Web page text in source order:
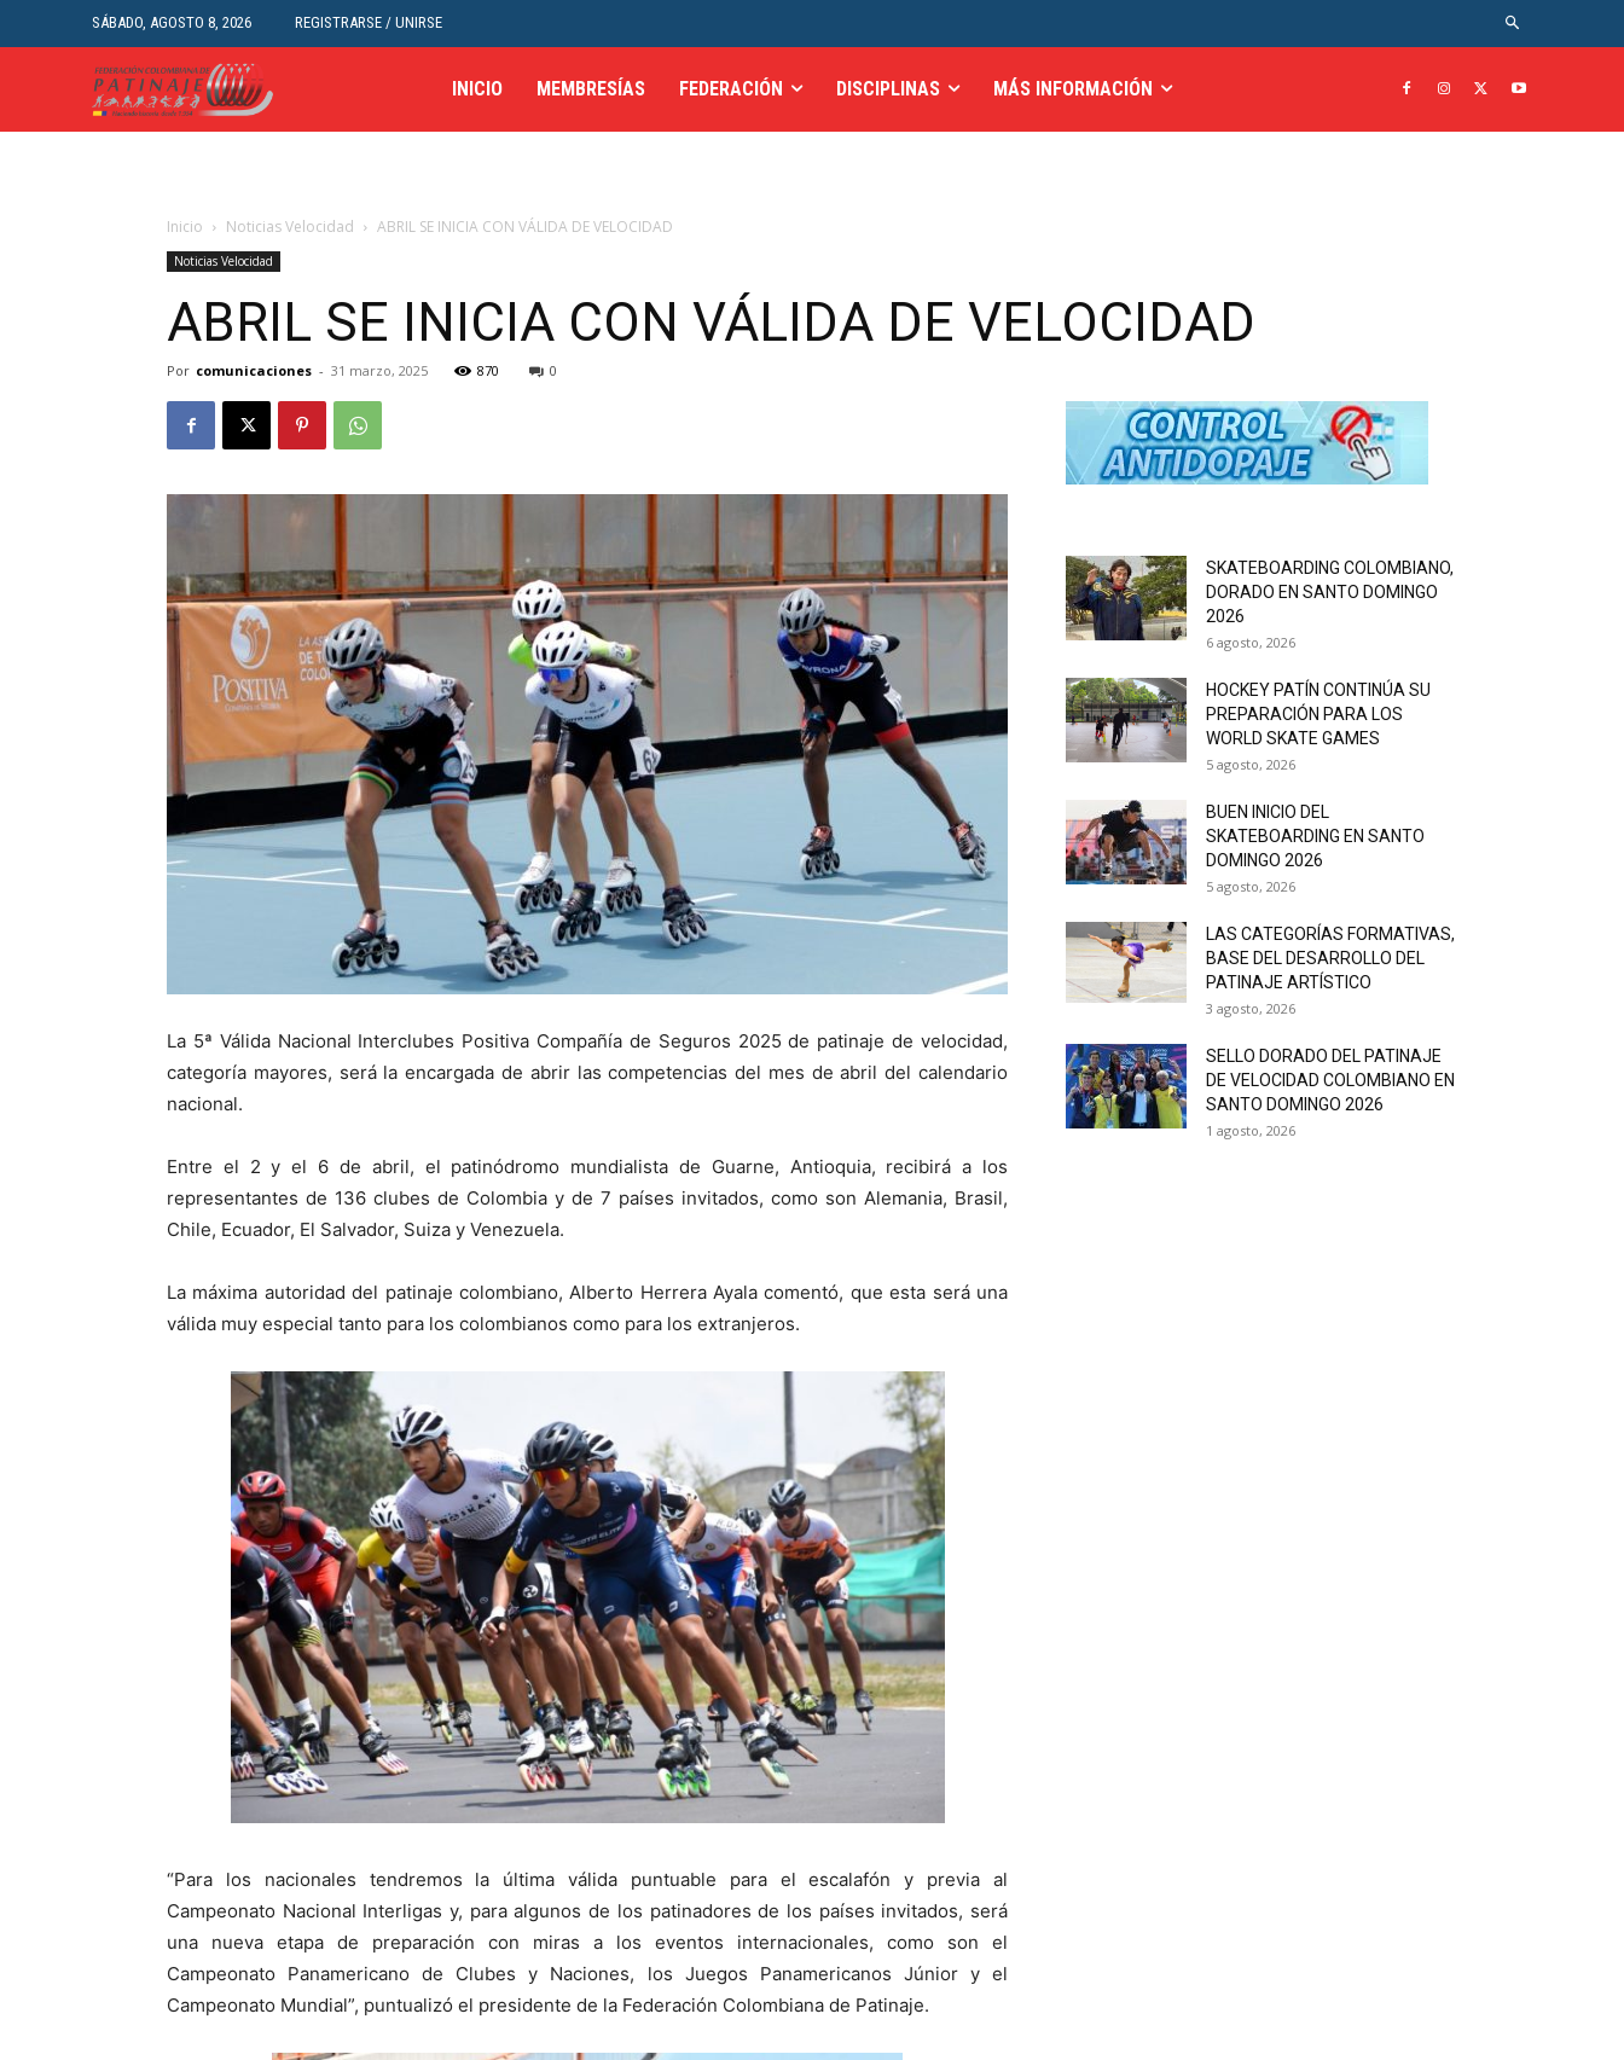
SÁBADO, AGOSTO 8, 2026 REGISTRARSE / UNIRSE
INICIO MEMBRESÍAS FEDERACIÓN DISCIPLINAS MÁS INFORMACIÓN
Inicio Noticias Velocidad ABRIL SE INICIA CON VÁLIDA DE VELOCIDAD
Noticias Velocidad
ABRIL SE INICIA CON VÁLIDA DE VELOCIDAD
Por comunicaciones - 31 marzo, 2025 870 0
La 5ª Válida Nacional Interclubes Positiva Compañía de Seguros 2025 de patinaje de velocidad,
categoría mayores, será la encargada de abrir las competencias del mes de abril del calendario
nacional.
Entre el 2 y el 6 de abril, el patinódromo mundialista de Guarne, Antioquia, recibirá a los
representantes de 136 clubes de Colombia y de 7 países invitados, como son Alemania, Brasil,
Chile, Ecuador, El Salvador, Suiza y Venezuela.
La máxima autoridad del patinaje colombiano, Alberto Herrera Ayala comentó, que esta será una
válida muy especial tanto para los colombianos como para los extranjeros.
“Para los nacionales tendremos la última válida puntuable para el escalafón y previa al
Campeonato Nacional Interligas y, para algunos de los patinadores de los países invitados, será
una nueva etapa de preparación con miras a los eventos internacionales, como son el
Campeonato Panamericano de Clubes y Naciones, los Juegos Panamericanos Júnior y el
Campeonato Mundial”, puntualizó el presidente de la Federación Colombiana de Patinaje.
SKATEBOARDING COLOMBIANO,
DORADO EN SANTO DOMINGO
2026
6 agosto, 2026
HOCKEY PATÍN CONTINÚA SU
PREPARACIÓN PARA LOS
WORLD SKATE GAMES
5 agosto, 2026
BUEN INICIO DEL
SKATEBOARDING EN SANTO
DOMINGO 2026
5 agosto, 2026
LAS CATEGORÍAS FORMATIVAS,
BASE DEL DESARROLLO DEL
PATINAJE ARTÍSTICO
3 agosto, 2026
SELLO DORADO DEL PATINAJE
DE VELOCIDAD COLOMBIANO EN
SANTO DOMINGO 2026
1 agosto, 2026